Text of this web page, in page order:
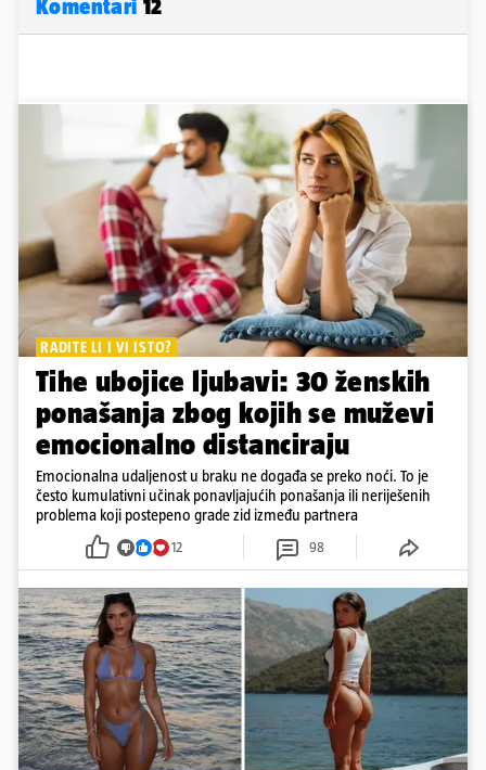
Komentari 12
RADITE LI I VI ISTO?
Tihe ubojice ljubavi: 30 ženskih
ponašanja zbog kojih se muževi
emocionalno distanciraju
Emocionalna udaljenost u braku ne događa se preko noći. To je
često kumulativni učinak ponavljajućih ponašanja ili neriješenih
problema koji postepeno grade zid između partnera
12 98